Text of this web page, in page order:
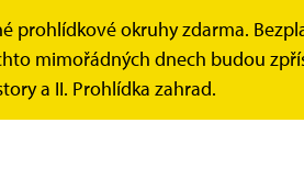
prohlídkové okruhy zdarma.
mimořádných dnech budou
a II. Prohlídka zahrad.